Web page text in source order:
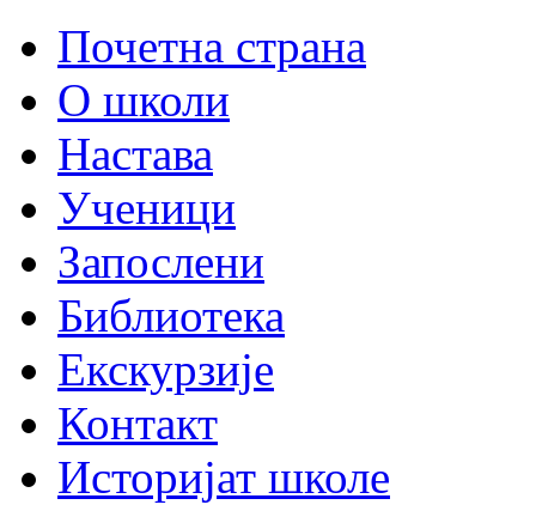
Почетна страна
О школи
Настава
Ученици
Запослени
Библиотека
Екскурзије
Контакт
Историјат школе